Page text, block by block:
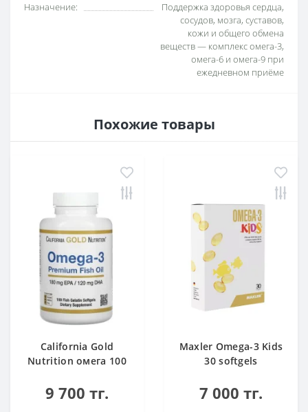
Назначение:
Поддержка здоровья сердца,
сосудов, мозга, суставов,
кожи и общего обмена
веществ — комплекс омега-3,
омега-6 и омега-9 при
ежедневном приёме
Похожие товары
California Gold
Nutrition омега 100
9 700 тг.
Maxler Omega-3 Kids
30 softgels
7 000 тг.